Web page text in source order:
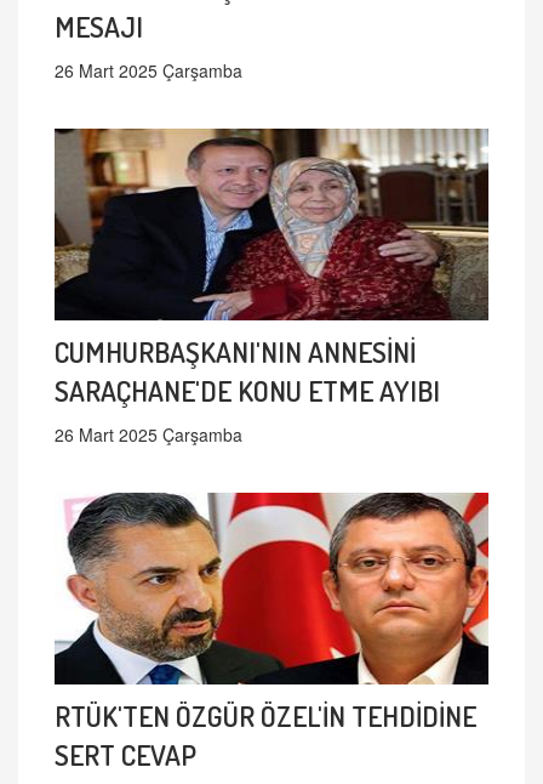
MESAJI
26 Mart 2025 Çarşamba
CUMHURBAŞKANI'NIN ANNESİNİ
SARAÇHANE'DE KONU ETME AYIBI
26 Mart 2025 Çarşamba
RTÜK'TEN ÖZGÜR ÖZEL'İN TEHDİDİNE
SERT CEVAP